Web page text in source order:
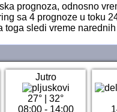
prognoza, odnosno
sa 4 prognoze u toku
sledi vreme
Jutro
27° |32°
08:00 - 14:00